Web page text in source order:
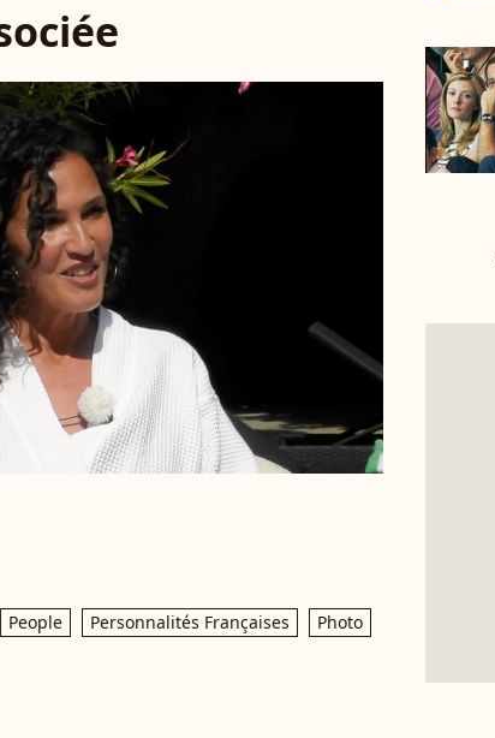
People Personnalités Françaises Photo